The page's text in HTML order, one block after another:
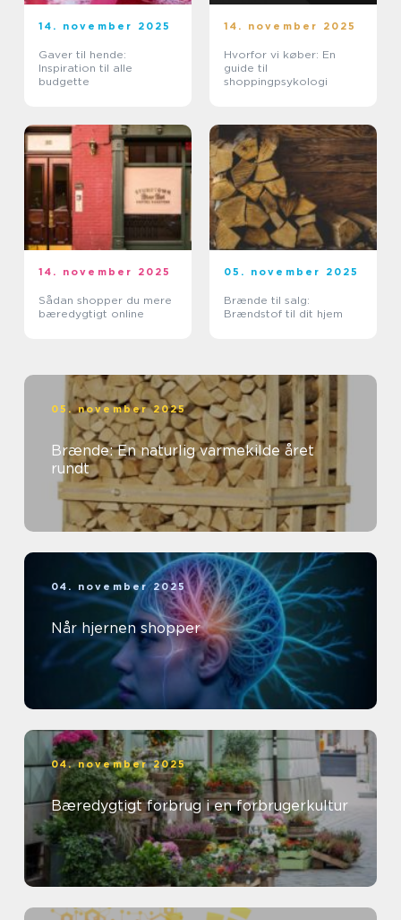
14. november 2025
Gaver til hende:
Inspiration til alle
budgette
14. november 2025
Hvorfor vi køber: En
guide til
shoppingpsykologi
14. november 2025
Sådan shopper du mere
bæredygtigt online
05. november 2025
Brænde til salg:
Brændstof til dit hjem
05. november 2025
Brænde: En naturlig varmekilde året
rundt
04. november 2025
Når hjernen shopper
04. november 2025
Bæredygtigt forbrug i en forbrugerkultur